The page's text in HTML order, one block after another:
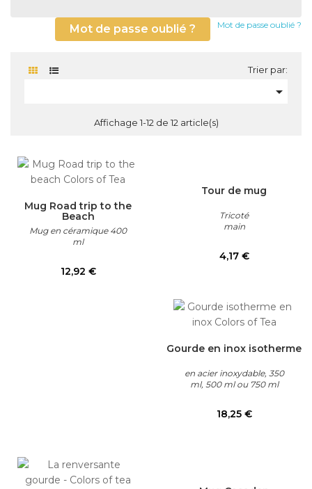
Mot de passe oublié ?
Mot de passe oublié ?
Trier par:

Affichage 1-12 de 12 article(s)
Mug Road trip to the
Beach
Mug en céramique 400
ml
Prix
12,92 €
Tour de mug
Tricoté
main
Prix
4,17 €
Gourde en inox isotherme
en acier inoxydable, 350
ml, 500 ml ou 750 ml
Prix
18,25 €